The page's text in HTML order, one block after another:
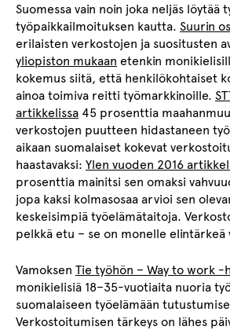
Suomessa vain noin joka neljäs löytää
työpaikkailmoituksen kautta. Suurin
erilaisten verkostojen ja suositusten
yliopiston mukaan etenkin
kokemus siitä, että henkilökohtaiset
ainoa toimiva reitti työmarkkinoille.
artikkelissa 45 prosenttia
verkostojen puutteen hidastaneen
aikaan suomalaiset kokevat
haastavaksi: Ylen vuoden 2016
prosenttia mainitsi sen omaksi
jopa kaksi kolmasosaa arvioi sen
keskeisimpiä työelämätaitoja.
pelkkä etu – se on monelle elintärkeä
Vamoksen Tie työhön – Way to work -
monikielisiä 18–35-vuotiaita nuoria
suomalaiseen työelämään
Verkostoitumisen tärkeys on lähes